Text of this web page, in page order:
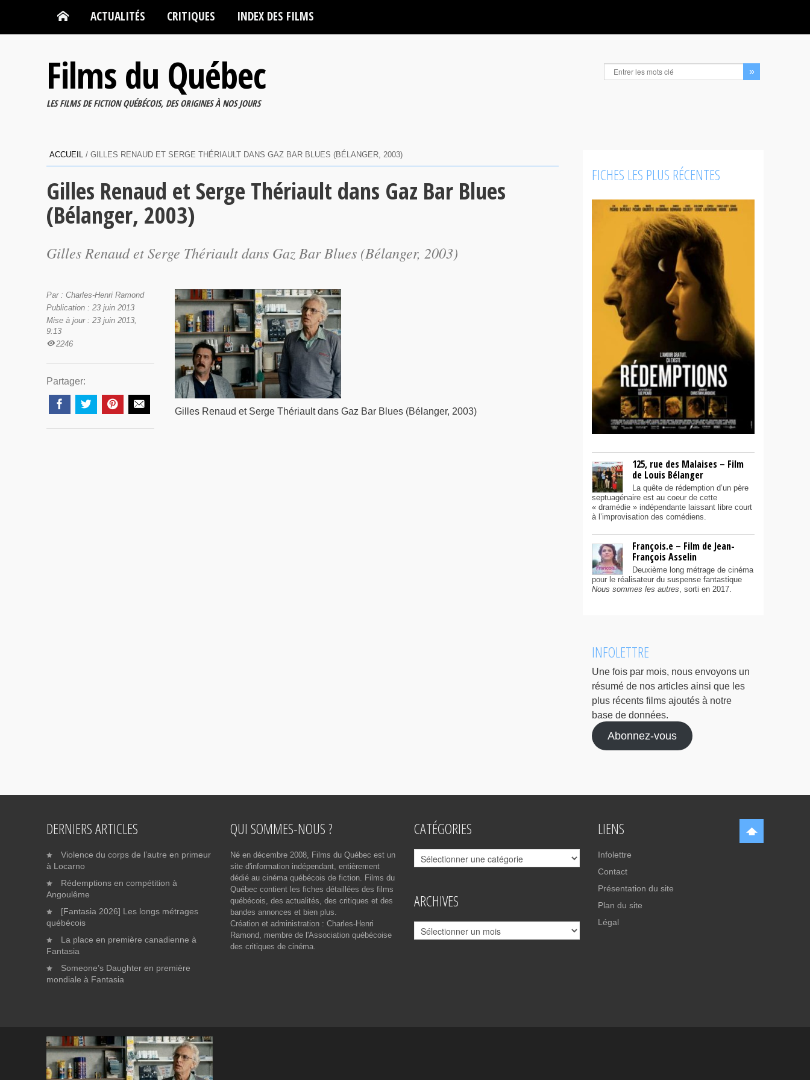
ACTUALITÉS CRITIQUES INDEX DES FILMS
Films du Québec
LES FILMS DE FICTION QUÉBÉCOIS, DES ORIGINES À NOS JOURS
ACCUEIL / GILLES RENAUD ET SERGE THÉRIAULT DANS GAZ BAR BLUES (BÉLANGER, 2003)
Gilles Renaud et Serge Thériault dans Gaz Bar Blues
(Bélanger, 2003)
Gilles Renaud et Serge Thériault dans Gaz Bar Blues (Bélanger, 2003)
Gilles Renaud et Serge Thériault dans Gaz Bar Blues (Bélanger, 2003)
Par : Charles-Henri Ramond
Publication : 23 juin 2013
Mise à jour : 23 juin 2013,
9:13
2246
Partager:
FICHES LES PLUS RÉCENTES
125, rue des Malaises – Film
de Louis Bélanger
La quête de rédemption d’un père
septuagénaire est au coeur de cette
« dramédie » indépendante laissant libre court
à l’improvisation des comédiens.
François.e – Film de Jean-
François Asselin
Deuxième long métrage de cinéma
pour le réalisateur du suspense fantastique
Nous sommes les autres, sorti en 2017.
INFOLETTRE
Une fois par mois, nous envoyons un
résumé de nos articles ainsi que les
plus récents films ajoutés à notre
base de données.
Abonnez-vous
DERNIERS ARTICLES
Violence du corps de l’autre en primeur
à Locarno
Rédemptions en compétition à
Angoulême
[Fantasia 2026] Les longs métrages
québécois
La place en première canadienne à
Fantasia
Someone’s Daughter en première
mondiale à Fantasia
QUI SOMMES-NOUS ?
Né en décembre 2008, Films du Québec est un
site d'information indépendant, entièrement
dédié au cinéma québécois de fiction. Films du
Québec contient les fiches détaillées des films
québécois, des actualités, des critiques et des
bandes annonces et bien plus.
Création et administration : Charles-Henri
Ramond, membre de l'Association québécoise
des critiques de cinéma.
CATÉGORIES
Catégories
ARCHIVES
Archives
LIENS
Infolettre
Contact
Présentation du site
Plan du site
Légal